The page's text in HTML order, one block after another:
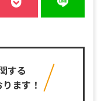
する
ます！